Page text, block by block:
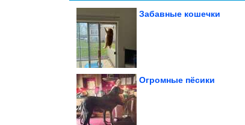
Забавные кошечки
Огромные пёсики